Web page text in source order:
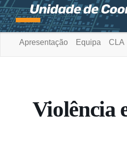
Apresentação Equipa CLA
Violência